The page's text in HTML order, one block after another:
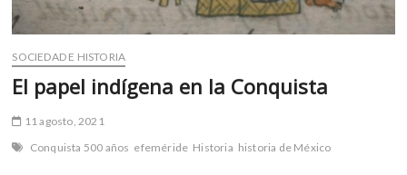
SOCIEDAD E HISTORIA
El papel indígena en la Conquista
11 agosto, 2021
Conquista 500 años efeméride Historia historia de México